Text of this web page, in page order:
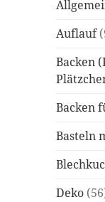
Auflauf
Backen
Backen
Basteln
Deko